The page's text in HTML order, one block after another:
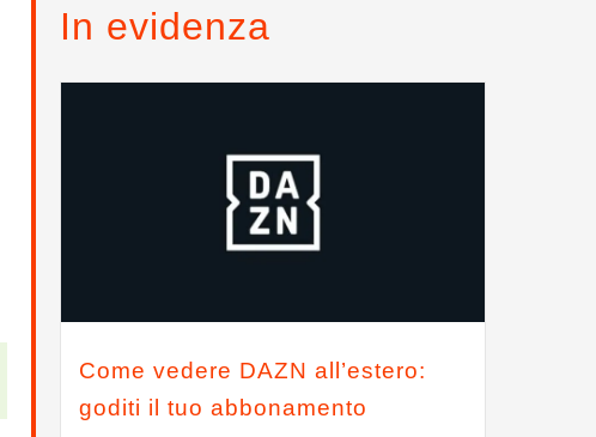
In evidenza
Come vedere DAZN all’estero:
goditi il tuo abbonamento